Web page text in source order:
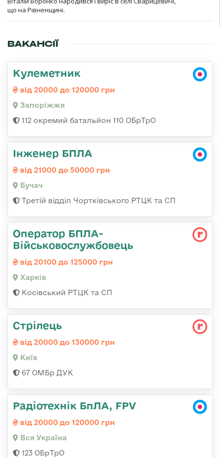
що на Рівненщині.
ВАКАНСІЇ
Кулеметник
від 20000 до 120000 грн
Запоріжжя
112 окремий батальйон 110 ОБрТрО
Інженер БПЛА
від 21000 до 50000 грн
Бучач
Третій відділ Чортківського РТЦК та СП
Оператор БПЛА-
Військовослужбовець
від 20100 до 125000 грн
Харків
Косівський РТЦК та СП
Стрілець
від 20000 до 130000 грн
Київ
67 ОМБр ДУК
Радіотехнік БпЛА, FPV
від 20000 до 120000 грн
Вся Україна
123 ОБрТрО